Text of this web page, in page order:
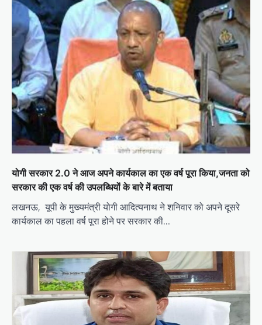
योगी सरकार 2.0 ने आज अपने कार्यकाल का एक वर्ष पूरा क‍िया,जनता को
सरकार की एक वर्ष की उपलब्‍ध‍ियों के बारे में बताया
लखनऊ, यूपी के मुख्यमंत्री योगी आदित्यनाथ ने शनिवार को अपने दूसरे
कार्यकाल का पहला वर्ष पूरा होने पर सरकार की…